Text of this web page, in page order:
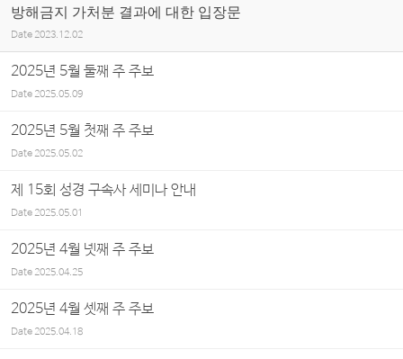
방해금지 가처분 결과에 대한 입장문
Date 2023.12.02
2025년 5월 둘째 주 주보
Date2025.05.09
2025년 5월 첫째 주 주보
Date2025.05.02
제 15회 성경 구속사 세미나 안내
Date2025.05.01
2025년 4월 넷째 주 주보
Date2025.04.25
2025년 4월 셋째 주 주보
Date2025.04.18